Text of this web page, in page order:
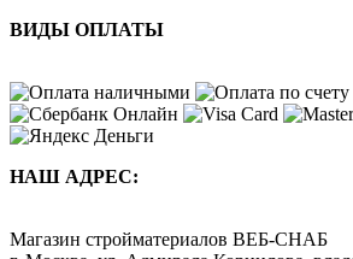
ВИДЫ ОПЛАТЫ
НАШ АДРЕС:
Магазин стройматериалов ВЕБ-СНАБ